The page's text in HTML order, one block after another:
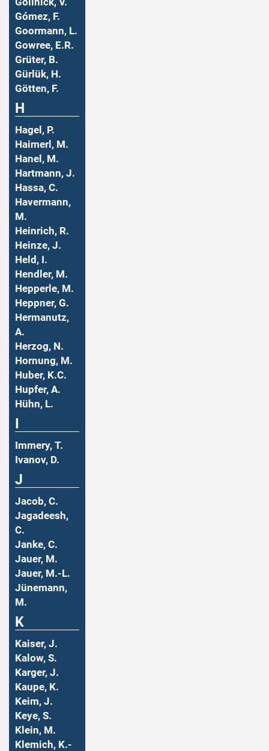
Gómez, F.
Goormann, L.
Gowree, E.R.
Grüter, B.
Gürlük, H.
Götten, F.
H
Hagel, P.
Haimerl, M.
Hanel, M.
Hartmann, J.
Hassa, C.
Havermann,
M.
Heinrich, R.
Heinze, J.
Held, I.
Hendler, M.
Hepperle, M.
Heppner, G.
Hermanutz,
A.
Herzog, N.
Hornung, M.
Huber, K.C.
Hupfer, A.
Hühn, L.
Immery, T.
Ivanov, D.
J
Jacob, C.
Jagadeesh,
C.
Janke, C.
Jauer, M.
Jauer, M.-L.
Jünemann,
M.
K
Kaiser, J.
Kalow, S.
Karger, J.
Kaupe, K.
Keim, J.
Keye, S.
Klein, M.
Klemich, K.-